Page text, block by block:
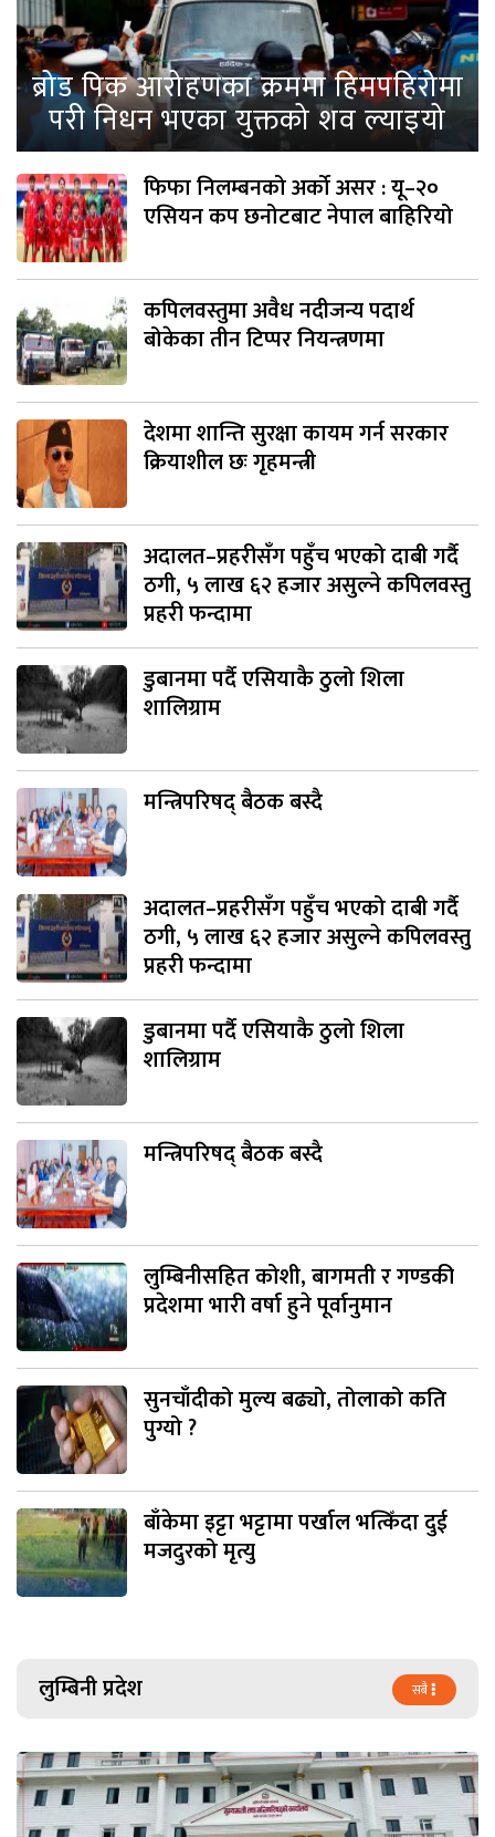
ब्रोड पिक आरोहणका क्रममा हिमपहिरोमा
परी निधन भएका युक्तको शव ल्याइयो
फिफा निलम्बनको अर्को असर : यू–२०
एसियन कप छनोटबाट नेपाल बाहिरियो
कपिलवस्तुमा अवैध नदीजन्य पदार्थ
बोकेका तीन टिप्पर नियन्त्रणमा
देशमा शान्ति सुरक्षा कायम गर्न सरकार
क्रियाशील छः गृहमन्त्री
अदालत–प्रहरीसँग पहुँच भएको दाबी गर्दै
ठगी, ५ लाख ६२ हजार असुल्ने कपिलवस्तु
प्रहरी फन्दामा
डुबानमा पर्दै एसियाकै ठुलो शिला
शालिग्राम
मन्त्रिपरिषद् बैठक बस्दै
अदालत–प्रहरीसँग पहुँच भएको दाबी गर्दै
ठगी, ५ लाख ६२ हजार असुल्ने कपिलवस्तु
प्रहरी फन्दामा
डुबानमा पर्दै एसियाकै ठुलो शिला
शालिग्राम
मन्त्रिपरिषद् बैठक बस्दै
लुम्बिनीसहित कोशी, बागमती र गण्डकी
प्रदेशमा भारी वर्षा हुने पूर्वानुमान
सुनचाँदीको मुल्य बढ्यो, तोलाको कति
पुग्यो ?
बाँकेमा इट्टा भट्टामा पर्खाल भत्किँदा दुई
मजदुरको मृत्यु
लुम्बिनी प्रदेश सबै